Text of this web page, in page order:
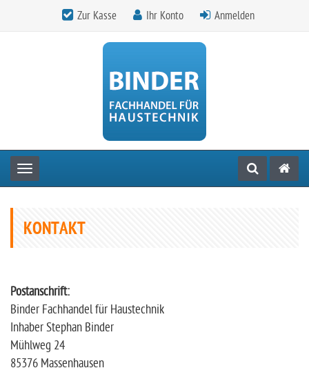
Zur Kasse Ihr Konto Anmelden
Toggle navigation
KONTAKT
Postanschrift:
Binder Fachhandel für Haustechnik
Inhaber Stephan Binder
Mühlweg 24
85376 Massenhausen